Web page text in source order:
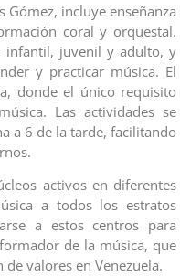
incluye enseñanza
coral y orquestal.
infantil, juvenil y adulto, y
y practicar música. El
donde el único requisito
Las actividades se
a 6 de la tarde, facilitando
activos en diferentes
a todos los estratos
a estos centros para
de la música, que
valores en Venezuela.